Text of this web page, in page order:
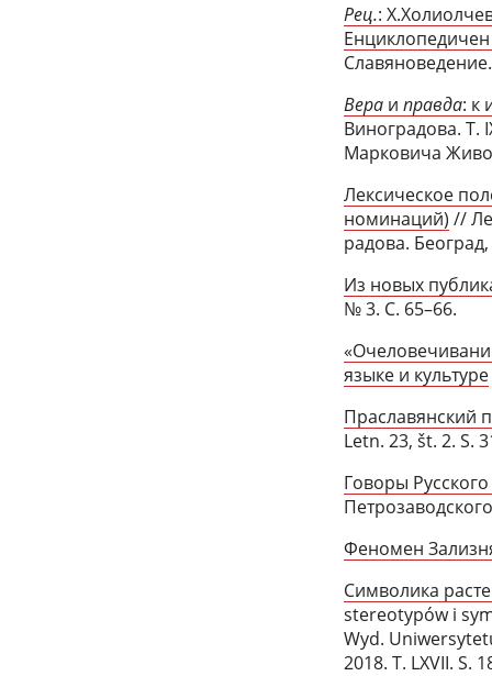
Рец.:
Енциклопедичен
Вера иправда: к
Виноградова. Т.
Марковича
Лексическое
номинаций) //
радова.
Из новых
№ 3. С. 65–66.
языке и культуре
Праславянский
Letn. 23, št. 2. S.
Говоры
Феномен
Символика
stereotypów i
Wyd.
2018. T. LXVII. S.